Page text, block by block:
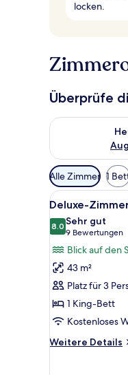
locken.
Überprüfe
Überprüfe die
Verfügbare
Filter
für
Zimmer
Alle Zimmer 1
Alle
Fotos
für
Deluxe-
Zimmer,
1 King-
Bett,
Balkon,
Meerseite
anzeigen
8
Deluxe-
8.08.0 von 10
Sehr gut
9 Bewertungen
(9
Blick auf den
43 m²
Platz für 3
1 King-Bett
Kostenloses
Weitere Details
Weitere